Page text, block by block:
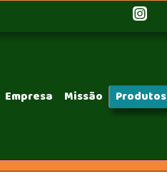
Empresa Missão Produtos